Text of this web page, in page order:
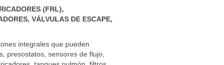
(FRL),
VÁLVULAS DE ESCAPE,
integrales que pueden
presostatos, sensores de flujo,